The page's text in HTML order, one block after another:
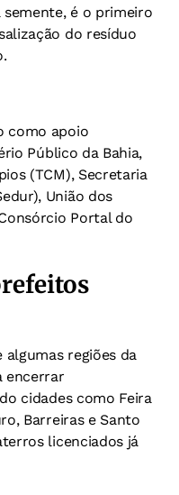
é o primeiro
do resíduo
como apoio
Público da Bahia,
(TCM), Secretaria
União dos
Portal do
regiões da
encerrar
cidades como Feira
Barreiras e Santo
licenciados já